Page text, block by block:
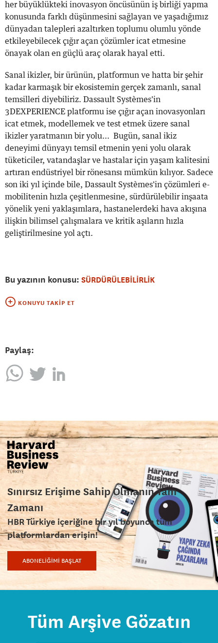
her büyüklükteki inovasyon öncüsünün iş birliği yapma
konusunda farklı düşünmesini sağlayan ve yaşadığımız
dünyadan talepleri azaltırken toplumu olumlu yönde
etkileyebilecek çığır açan çözümler icat etmesine
önayak olan en güçlü araç olarak hayal etti.
Sanal ikizler, bir ürünün, platformun ve hatta bir şehir
kadar karmaşık bir ekosistemin gerçek zamanlı, sanal
temsilleri diyebiliriz. Dassault Systèmes'in
3DEXPERIENCE platformu ise çığır açan inovasyonları
icat etmek, modellemek ve test etmek üzere sanal
ikizler yaratmanın bir yolu... Bugün, sanal ikiz
deneyimi dünyayı temsil etmenin yeni yolu olarak
tüketiciler, vatandaşlar ve hastalar için yaşam kalitesini
artıran endüstriyel bir rönesansı mümkün kılıyor. Sadece
son iki yıl içinde bile, Dassault Systèmes'in çözümleri e-
mobilitenin hızla çeşitlenmesine, sürdürülebilir inşaata
yönelik yeni yaklaşımlara, hastanelerdeki hava akışına
ilişkin bilimsel çalışmalara ve kritik aşıların hızla
geliştirilmesine yol açtı.
Bu yazının konusu: SÜRDÜRÜLEBİLİRLİK
KONUYU TAKIP ET
Paylaş:
Sınırsız Erişime Sahip Olmanın Tam
Zamanı
HBR Türkiye içeriğine bir yıl boyunca tüm
platformlardan erişin!
ABONELİĞİMİ BAŞLAT
Tüm Arşive Gözatın